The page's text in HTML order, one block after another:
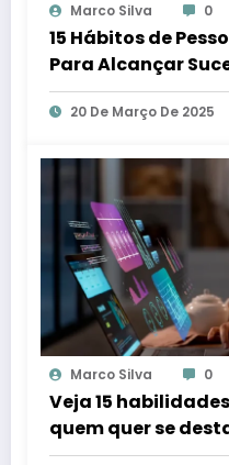
Marco Silva 0
15 Hábitos de
Para Alcançar
20 De Março De 2025
Marco Silva 0
Veja 15
quem quer se